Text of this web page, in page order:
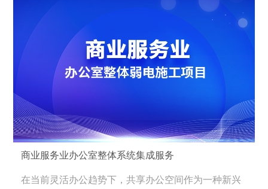
术与应用。因此，确保展厅内音视频设备的稳定运
行，对于提升参观体验、展现客户品牌魅力至关重
要。
商业服务业办公室整体系统集成服务
在当前灵活办公趋势下，共享办公空间作为一种新兴